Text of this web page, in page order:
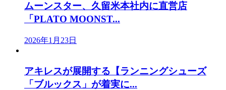
ムーンスター、久留米本社内に直営店
「PLATO MOONST...
2026年1月23日
アキレスが展開する【ランニングシューズ
「ブルックス」が着実に...